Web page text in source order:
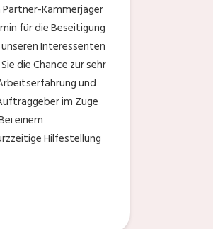
Kammerjäger
für die Beseitigung
Interessenten
die Chance zur sehr
und
im Zuge
einem
Hilfestellung